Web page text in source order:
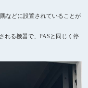
などに設置されていることが
れる機器で、PASと同じく停